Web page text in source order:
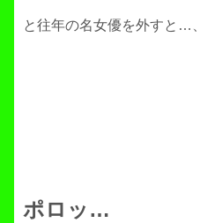
と往年の名女優を外すと…、
ポロッ…